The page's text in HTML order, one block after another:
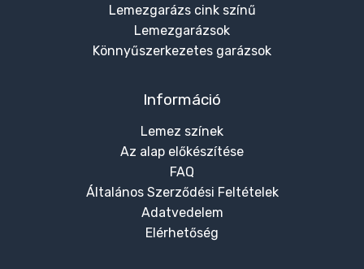
Lemezgarázs cink színű
Lemezgarázsok
Könnyűszerkezetes garázsok
Információ
Lemez színek
Az alap előkészítése
FAQ
Általános Szerződési Feltételek
Adatvedelem
Elérhetőség